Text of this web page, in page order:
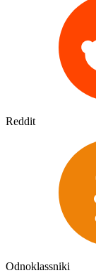
Reddit
Odnoklassniki